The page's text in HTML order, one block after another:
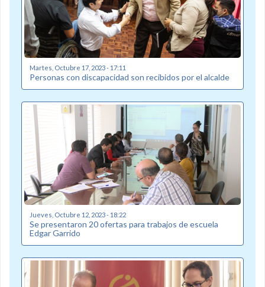
Martes, Octubre 17, 2023 - 17:11
Personas con discapacidad son recibidos por el alcalde
Jueves, Octubre 12, 2023 - 18:22
Se presentaron 20 ofertas para trabajos de escuela
Edgar Garrido